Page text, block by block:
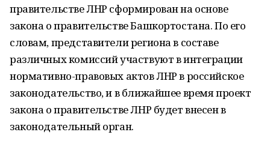
правительстве ЛНР сформирован на основе
закона о правительстве Башкортостана. По его
словам, представители региона в составе
различных комиссий участвуют в интеграции
нормативно-правовых актов ЛНР в российское
законодательство, и в ближайшее время проект
закона о правительстве ЛНР будет внесен в
законодательный орган.